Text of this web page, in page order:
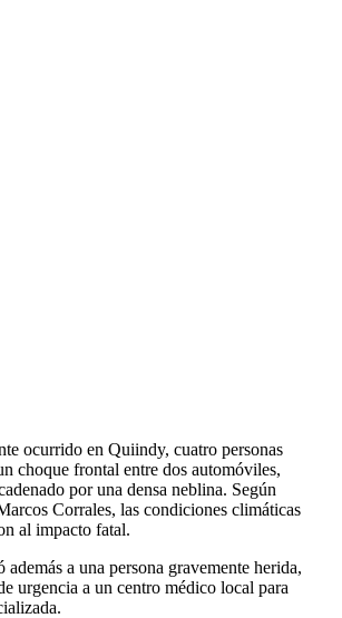
ocurrido en Quiindy, cuatro personas
choque frontal entre dos automóviles,
por una densa neblina. Según
Corrales, las condiciones climáticas
al impacto fatal.
además a una persona gravemente herida,
urgencia a un centro médico local para